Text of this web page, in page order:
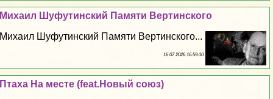
Михаил Шуфутинский Памяти Вертинского
Михаил Шуфутинский Памяти Вертинского...
16 07 2026 16:59:10
Птаха На месте (feat.Новый союз)